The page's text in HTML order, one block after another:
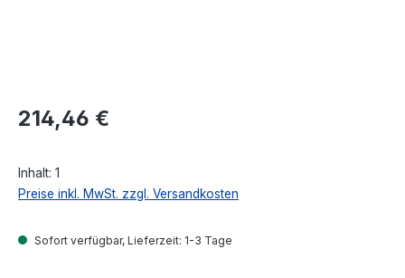
Regulärer Preis:
214,46 €
Inhalt: 1
Preise inkl. MwSt. zzgl. Versandkosten
Sofort verfügbar, Lieferzeit: 1-3 Tage